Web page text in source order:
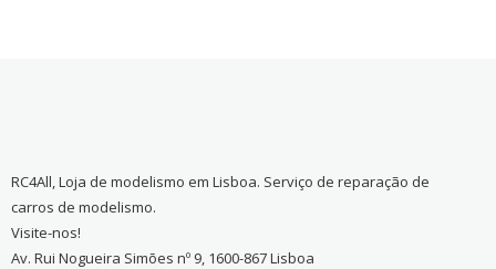
RC4All, Loja de modelismo em Lisboa. Serviço de reparação de
carros de modelismo.
Visite-nos!
Av. Rui Nogueira Simões nº 9, 1600-867 Lisboa